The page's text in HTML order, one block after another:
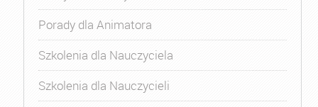
Porady dla Animatora
Szkolenia dla Nauczyciela
Szkolenia dla Nauczycieli